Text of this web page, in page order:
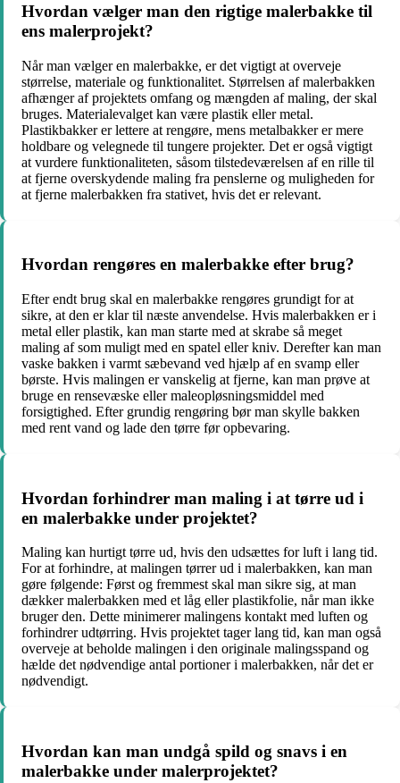
Hvordan vælger man den rigtige malerbakke til
ens malerprojekt?
Når man vælger en malerbakke, er det vigtigt at overveje
størrelse, materiale og funktionalitet. Størrelsen af malerbakken
afhænger af projektets omfang og mængden af maling, der skal
bruges. Materialevalget kan være plastik eller metal.
Plastikbakker er lettere at rengøre, mens metalbakker er mere
holdbare og velegnede til tungere projekter. Det er også vigtigt
at vurdere funktionaliteten, såsom tilstedeværelsen af en rille til
at fjerne overskydende maling fra penslerne og muligheden for
at fjerne malerbakken fra stativet, hvis det er relevant.
Hvordan rengøres en malerbakke efter brug?
Efter endt brug skal en malerbakke rengøres grundigt for at
sikre, at den er klar til næste anvendelse. Hvis malerbakken er i
metal eller plastik, kan man starte med at skrabe så meget
maling af som muligt med en spatel eller kniv. Derefter kan man
vaske bakken i varmt sæbevand ved hjælp af en svamp eller
børste. Hvis malingen er vanskelig at fjerne, kan man prøve at
bruge en rensevæske eller maleopløsningsmiddel med
forsigtighed. Efter grundig rengøring bør man skylle bakken
med rent vand og lade den tørre før opbevaring.
Hvordan forhindrer man maling i at tørre ud i
en malerbakke under projektet?
Maling kan hurtigt tørre ud, hvis den udsættes for luft i lang tid.
For at forhindre, at malingen tørrer ud i malerbakken, kan man
gøre følgende: Først og fremmest skal man sikre sig, at man
dækker malerbakken med et låg eller plastikfolie, når man ikke
bruger den. Dette minimerer malingens kontakt med luften og
forhindrer udtørring. Hvis projektet tager lang tid, kan man også
overveje at beholde malingen i den originale malingsspand og
hælde det nødvendige antal portioner i malerbakken, når det er
nødvendigt.
Hvordan kan man undgå spild og snavs i en
malerbakke under malerprojektet?